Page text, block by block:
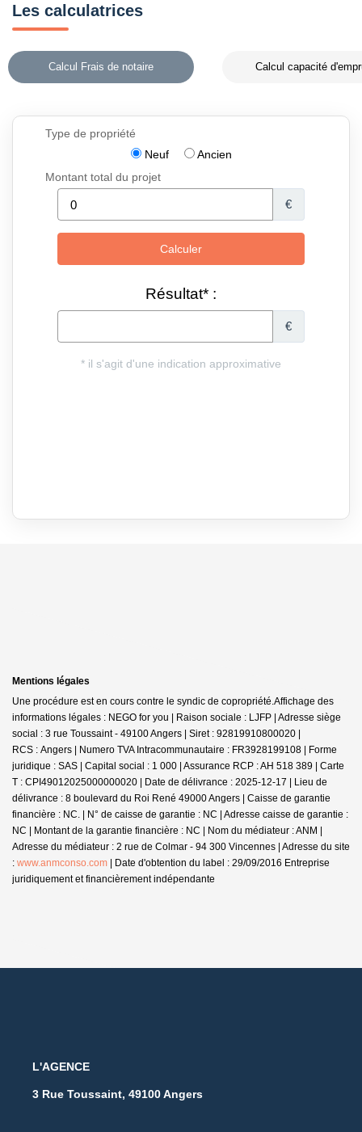
Les calculatrices
Calcul Frais de notaire Calcul capacité
Mentions légales
Une procédure est en cours contre le syndic de copropriété.Affichage des
informations légales : NEGO for you | Raison sociale : LJFP | Adresse siège
social : 3 rue Toussaint - 49100 Angers | Siret : 92819910800020 |
RCS : Angers | Numero TVA Intracommunautaire : FR3928199108 | Forme
juridique : SAS | Capital social : 1 000 | Assurance RCP : AH 518 389 | Carte
T : CPI49012025000000020 | Date de délivrance : 2025-12-17 | Lieu de
délivrance : 8 boulevard du Roi René 49000 Angers | Caisse de garantie
financière : NC. | N° de caisse de garantie : NC | Adresse caisse de garantie :
NC | Montant de la garantie financière : NC | Nom du médiateur : ANM |
Adresse du médiateur : 2 rue de Colmar - 94 300 Vincennes | Adresse du site
: www.anmconso.com | Date d'obtention du label : 29/09/2016 Entreprise
juridiquement et financièrement indépendante
L'AGENCE
3 Rue Toussaint, 49100 Angers